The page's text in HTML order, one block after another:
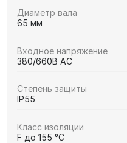
Диаметр вала
65 мм
Входное напряжение
380/660В AC
Степень защиты
IP55
Класс изоляции
F до 155 °C